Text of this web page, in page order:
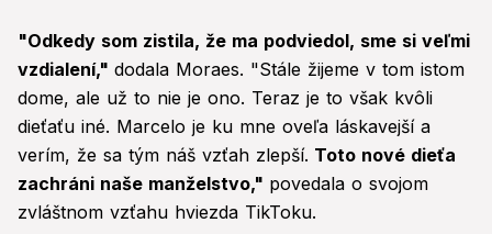
"Odkedy som zistila, že ma podviedol, sme si veľmi
vzdialení," dodala Moraes. "Stále žijeme v tom istom
dome, ale už to nie je ono. Teraz je to však kvôli
dieťaťu iné. Marcelo je ku mne oveľa láskavejší a
verím, že sa tým náš vzťah zlepší. Toto nové dieťa
zachráni naše manželstvo," povedala o svojom
zvláštnom vzťahu hviezda TikToku.